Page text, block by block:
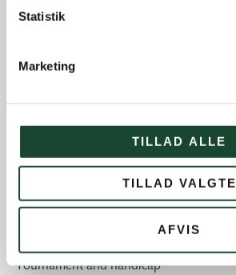
Statistik
Marketing
TILLAD ALLE
TILLAD VALGTE
AFVIS
The club
Newsletters
Professionals
Tuesday Club
Tournament and handicap